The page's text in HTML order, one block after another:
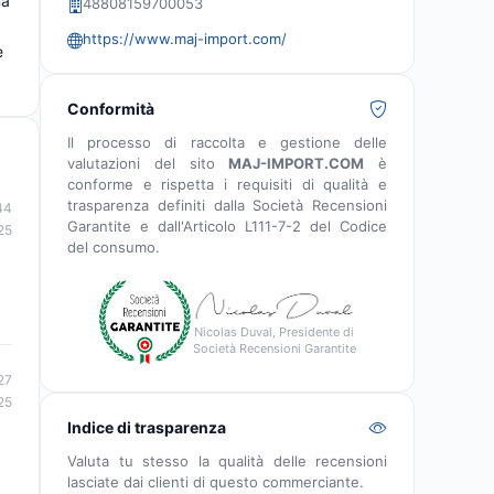
https://www.maj-import.com/
Conformità
Il processo di raccolta e gestione delle
valutazioni del sitoMAJ-IMPORT.COM è
conforme e rispetta i requisiti di qualità e
trasparenza definiti dalla Società Recensioni
Garantite e dall'Articolo L111-7-2 del Codice
del consumo.
Nicolas Duval, Presidente di
Società Recensioni Garantite
Indice di trasparenza
Valuta tu stesso la qualità delle recensioni
lasciate dai clienti di questo commerciante.